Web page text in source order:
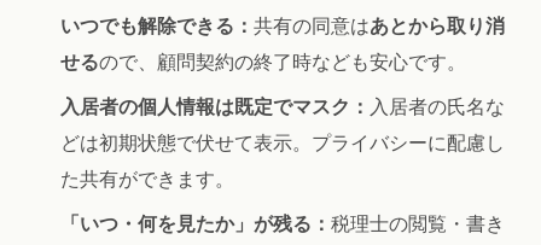
いつでも解除できる： 共有の同意はあとから取り消
せるので、顧問契約の終了時なども安心です。
入居者の個人情報は既定でマスク： 入居者の氏名な
どは初期状態で伏せて表示。プライバシーに配慮し
た共有ができます。
「いつ・何を見たか」が残る： 税理士の閲覧・書き